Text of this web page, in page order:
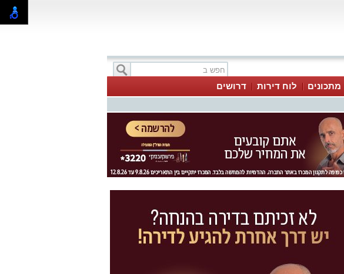
מתכונים לוח דירות דרושים